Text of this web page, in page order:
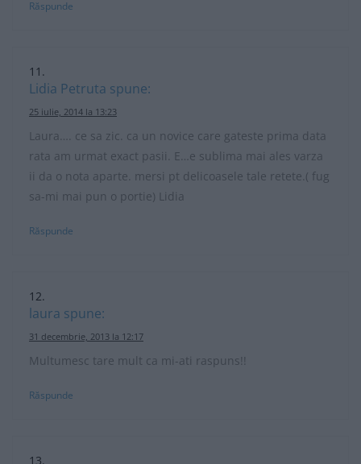
Răspunde
Lidia Petruta spune:
25 iulie, 2014 la 13:23
Laura…. ce sa zic. ca un novice care gateste prima data
rata am urmat exact pasii. E…e sublima mai ales varza
ii da o nota aparte. mersi pt delicoasele tale retete.( fug
sa-mi mai pun o portie) Lidia
Răspunde
laura spune:
31 decembrie, 2013 la 12:17
Multumesc tare mult ca mi-ati raspuns!!
Răspunde